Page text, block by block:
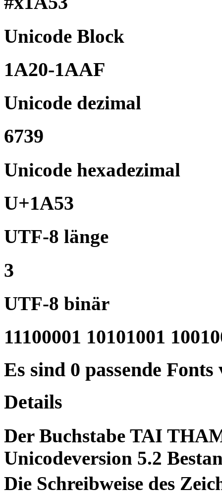
Unicode Block
1A20-1AAF
Unicode dezimal
6739
Unicode hexadezimal
U+1A53
UTF-8 länge
3
UTF-8 binär
11100001 10101001
Es sind 0 passende
Details
Der Buchstabe TAI
Unicodeversion 5.2
Die Schreibweise des